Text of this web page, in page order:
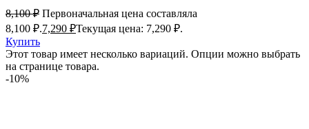
8,100₽ Первоначальная цена составляла
8,100 ₽.7,290 ₽Текущая цена: 7,290 ₽.
Купить
Этот товар имеет несколько вариаций. Опции можно выбрать
на странице товара.
-10%